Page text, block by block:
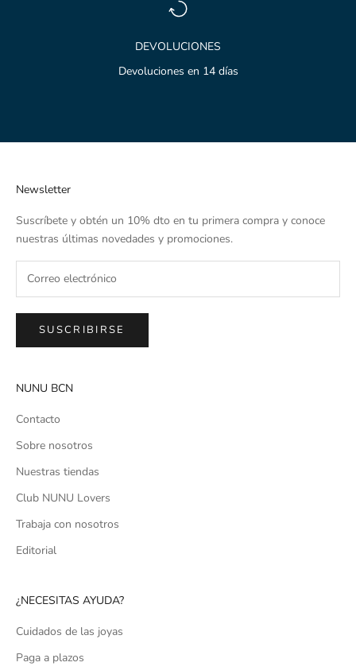
DEVOLUCIONES
Devoluciones en 14 días
Newsletter
Suscríbete y obtén un 10% dto en tu primera compra y conoce
nuestras últimas novedades y promociones.
SUSCRIBIRSE
NUNU BCN
Contacto
Sobre nosotros
Nuestras tiendas
Club NUNU Lovers
Trabaja con nosotros
Editorial
¿NECESITAS AYUDA?
Cuidados de las joyas
Paga a plazos